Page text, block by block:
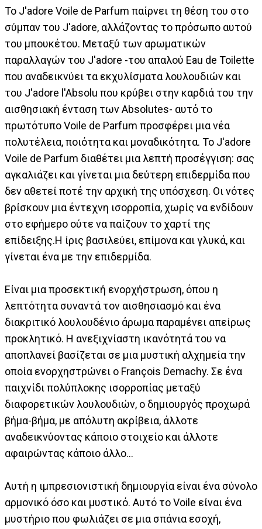
Το J'adore Voile de Parfum παίρνει τη θέση του στο
σύμπαν του J'adore, αλλάζοντας το πρόσωπο αυτού
του μπουκέτου. Μεταξύ των αρωματικών
παραλλαγών του J'adore -του απαλού Eau de Toilette
που αναδεικνύει τα εκχυλίσματα λουλουδιών και
του J'adore l'Absolu που κρύβει στην καρδιά του την
αισθησιακή ένταση των Absolutes- αυτό το
πρωτότυπο Voile de Parfum προσφέρει μια νέα
πολυτέλεια, ποιότητα και μοναδικότητα. Το J'adore
Voile de Parfum διαθέτει μια λεπτή προσέγγιση: σας
αγκαλιάζει και γίνεται μια δεύτερη επιδερμίδα που
δεν αθετεί ποτέ την αρχική της υπόσχεση. Οι νότες
βρίσκουν μια έντεχνη ισορροπία, χωρίς να ενδίδουν
στο εφήμερο ούτε να παίζουν το χαρτί της
επίδειξης.Η ίρις βασιλεύει, επίμονα και γλυκά, και
γίνεται ένα με την επιδερμίδα.
Είναι μια προσεκτική ενορχήστρωση, όπου η
λεπτότητα συναντά τον αισθησιασμό και ένα
διακριτικό λουλουδένιο άρωμα παραμένει απείρως
προκλητικό. Η ανεξιχνίαστη ικανότητά του να
αποπλανεί βασίζεται σε μια μυστική αλχημεία την
οποία ενορχηστρώνει ο François Demachy. Σε ένα
παιχνίδι πολύπλοκης ισορροπίας μεταξύ
διαφορετικών λουλουδιών, ο δημιουργός προχωρά
βήμα-βήμα, με απόλυτη ακρίβεια, άλλοτε
αναδεικνύοντας κάποιο στοιχείο και άλλοτε
αφαιρώντας κάποιο άλλο…
Αυτή η ιμπρεσιονιστική δημιουργία είναι ένα σύνολο
αρμονικό όσο και μυστικό. Αυτό το Voile είναι ένα
μυστήριο που φωλιάζει σε μια σπάνια εσοχή,